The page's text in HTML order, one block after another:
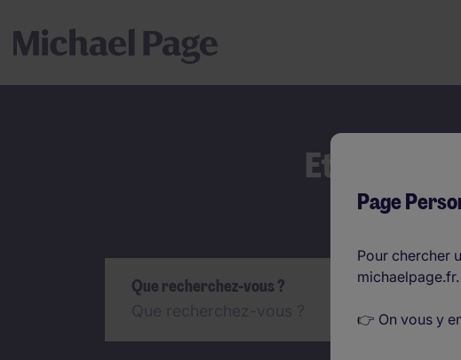
Et si
Que recherchez-vous ?
Page
Pour chercher
michaelpage.fr.
👉 On vous y